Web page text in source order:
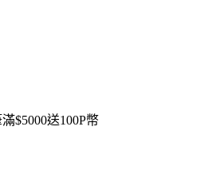
$5000送100P幣